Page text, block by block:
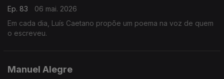
Ep. 83
06 mai. 2026
Em cada dia, Luís Caetano propõe um poema na voz de quem
o escreveu.
Manuel Alegre